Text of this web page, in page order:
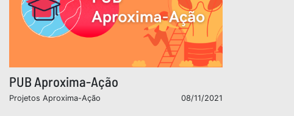
PUB Aproxima-Ação
08/11/2021
Projetos Aproxima-Ação